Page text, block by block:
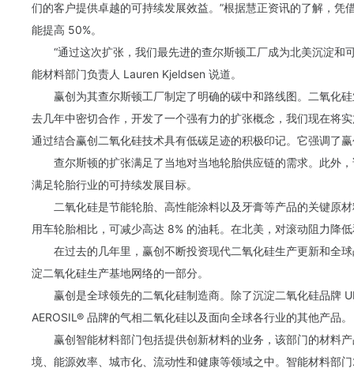
们的客户提供卓越的可持续发展效益。”根据慧正资讯的了解，
能提高 50%。
“通过这次扩张，我们最先进的查尔斯顿工厂成为北美沉淀
能材料部门负责人 Lauren Kjeldsen 说道。
赢创为其查尔斯顿工厂制定了明确的碳中和路线图。二氧化
去几年中密切合作，开发了一个强有力的扩张概念，我们现在将
通过结合赢创二氧化硅技术具有低碳足迹的积极印记。它强调了
查尔斯顿的扩张满足了当地对当地轮胎供应链的需求。此外
满足轮胎行业的可持续发展目标。
二氧化硅是节能轮胎、高性能涂料以及牙膏等产品的关键原
用车轮胎相比，可减少高达 8% 的油耗。在北美，对滚动阻力降
在过去的几年里，赢创不断投资现代二氧化硅生产更新和全
淀二氧化硅生产基地网络的一部分。
赢创是全球领先的二氧化硅制造商。除了沉淀二氧化硅品牌
AEROSIL® 品牌的气相二氧化硅以及面向全球各行业的其他产品。
赢创智能材料部门包括提供创新材料的业务，该部门的材料
境、能源效率、城市化、流动性和健康等领域之中。智能材料部